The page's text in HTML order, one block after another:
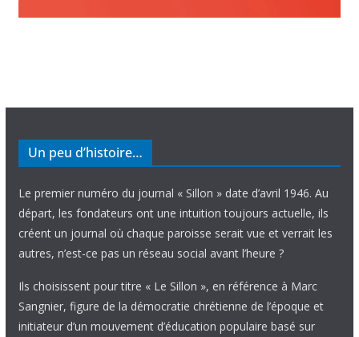
Un peu d’histoire…
Le premier numéro du journal « Sillon » date d’avril 1946. Au
départ, les fondateurs ont une intuition toujours actuelle, ils
créent un journal où chaque paroisse serait vue et verrait les
autres, n’est-ce pas un réseau social avant l’heure ?
Ils choisissent pour titre « Le Sillon », en référence à Marc
Sangnier, figure de la démocratie chrétienne de l’époque et
initiateur d’un mouvement d’éducation populaire basé sur